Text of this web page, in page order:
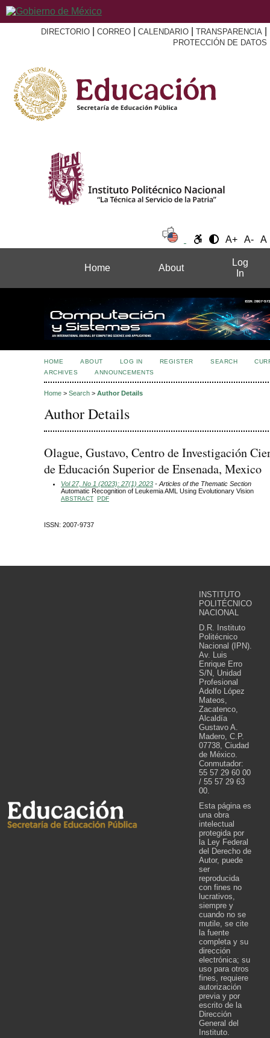
DIRECTORIO CORREO CALENDARIO TRANSPARENCIA
PROTECCIÓN DE DATOS
A+ A- A
Home About
Log
In
HOME ABOUT LOG IN REGISTER SEARCH
ARCHIVES
ANNOUNCEMENTS
Home > Search > Author Details
Author Details
Olague, Gustavo, Centro de Investigación
de Educación Superior de Ensenada, Mexico
Vol 27, No 1 (2023): 27(1) 2023 - Articles of the Thematic Section
Automatic Recognition of Leukemia AML Using Evolutionary Vision
ABSTRACT PDF
ISSN: 2007-9737
INSTITUTO
POLITÉCNICO
NACIONAL
D.R. Instituto
Politécnico
Nacional (IPN).
Av. Luis
Enrique Erro
S/N, Unidad
Profesional
Adolfo López
Mateos,
Zacatenco,
Alcaldía
Gustavo A.
Madero, C.P.
07738, Ciudad
de México.
Conmutador:
55 57 29 60 00
/ 55 57 29 63
00.
Esta página es
una obra
intelectual
protegida por
la Ley Federal
del Derecho de
Autor, puede
ser
reproducida
con fines no
lucrativos,
siempre y
cuando no se
mutile, se cite
la fuente
completa y su
dirección
electrónica; su
uso para otros
fines, requiere
autorización
previa y por
escrito de la
Dirección
General del
Instituto.